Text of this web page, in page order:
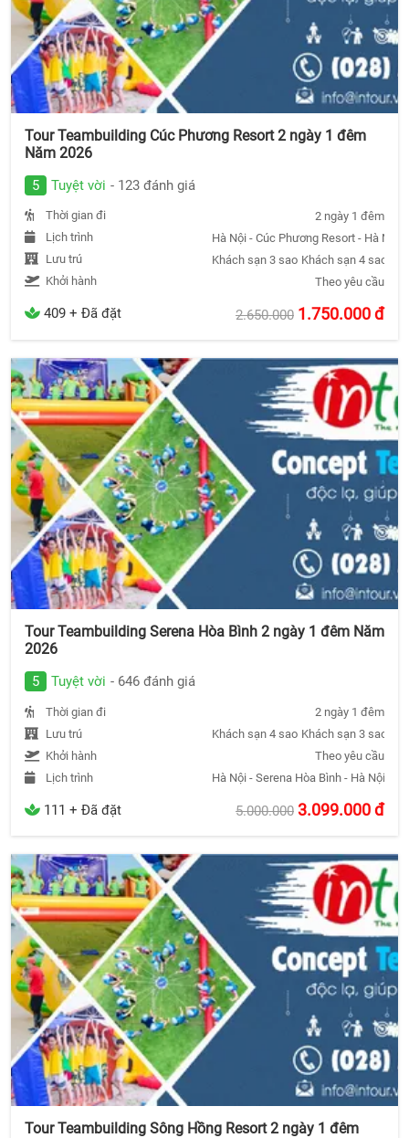
Tour Teambuilding Cúc Phương Resort 2 ngày 1 đêm
Năm 2026
5 Tuyệt vời - 123 đánh giá
Thời gian đi
2 ngày 1 đêm
Lịch trình
Hà Nội - Cúc Phương Resort - Hà Nội
Lưu trú
Khách sạn 3 sao Khách sạn 4 sao
Khởi hành
Theo yêu cầu
409 + Đã đặt 2.650.000 1.750.000đ
Tour Teambuilding Serena Hòa Bình 2 ngày 1 đêm Năm
2026
5 Tuyệt vời - 646 đánh giá
Thời gian đi
2 ngày 1 đêm
Lưu trú
Khách sạn 4 sao Khách sạn 3 sao
Khởi hành
Theo yêu cầu
Lịch trình
Hà Nội - Serena Hòa Bình - Hà Nội
111 + Đã đặt 5.000.000 3.099.000đ
Tour Teambuilding Sông Hồng Resort 2 ngày 1 đêm